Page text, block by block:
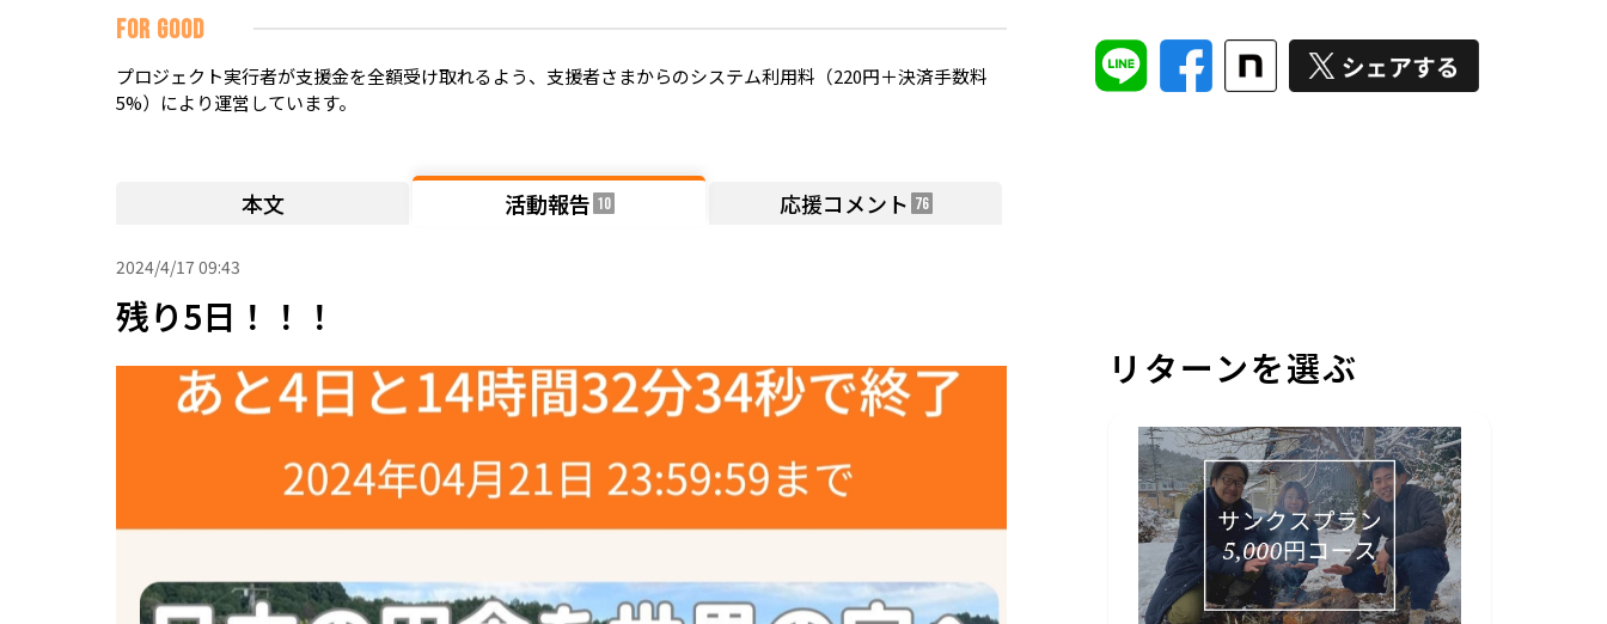
FOR GOOD
プロジェクト実行者が支援金を全額受け取れるよう、支援者さまからのシステム利用料（220円＋決済手数料
5%）により運営しています。
本文 活動報告 10 応援コメント 76
2024/4/17 09:43
残り5日！！！
リターンを選ぶ